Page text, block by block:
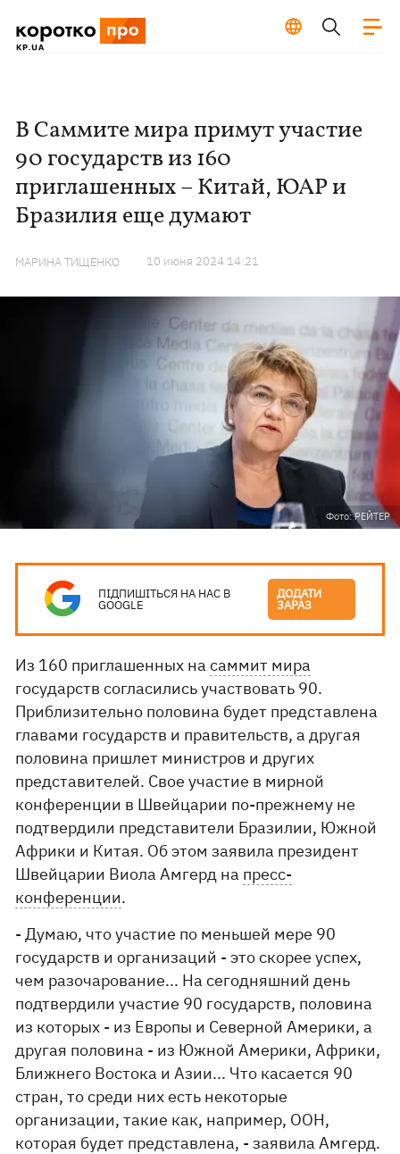
В Саммите мира примут участие
90 государств из 160
приглашенных – Китай, ЮАР и
Бразилия еще думают
МАРИНА ТИЩЕНКО 10 июня 2024 14:21
Фото: РЕЙТЕР
ПІДПИШІТЬСЯ НА НАС В
GOOGLE
ДОДАТИ
ЗАРАЗ
Из 160 приглашенных насаммит мира
государств согласились участвовать 90.
Приблизительно половина будет представлена ​​
главами государств и правительств, а другая
половина пришлет министров и других
представителей. Свое участие в мирной
конференции в Швейцарии по-прежнему не
подтвердили представители Бразилии, Южной
Африки и Китая. Об этом заявила президент
Швейцарии Виола Амгерд на пресс-
конференции.
- Думаю, что участие по меньшей мере 90
государств и организаций - это скорее успех,
чем разочарование... На сегодняшний день
подтвердили участие 90 государств, половина
из которых - из Европы и Северной Америки, а
другая половина - из Южной Америки, Африки,
Ближнего Востока и Азии... Что касается 90
стран, то среди них есть некоторые
организации, такие как, например, ООН,
которая будет представлена, - заявила Амгерд.